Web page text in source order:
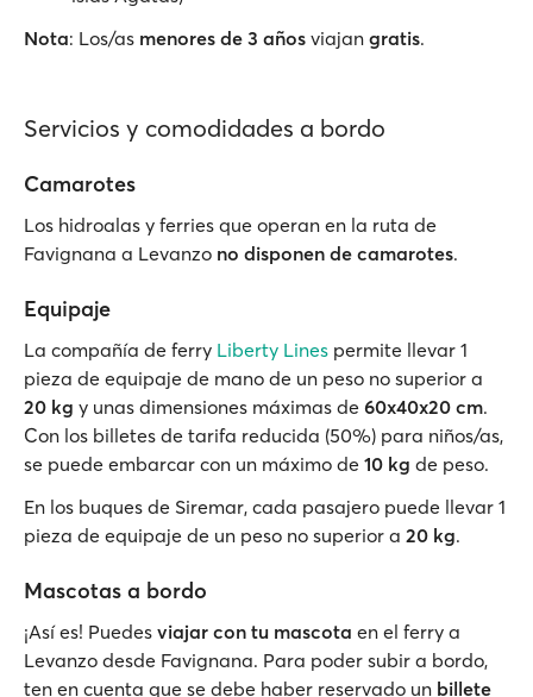
Nota: Los/as menores de 3 años viajan gratis.
Servicios y comodidades a bordo
Camarotes
Los hidroalas y ferries que operan en la ruta de
Favignana a Levanzo no disponen de camarotes.
Equipaje
La compañía de ferry Liberty Lines permite llevar 1
pieza de equipaje de mano de un peso no superior a
20 kg y unas dimensiones máximas de 60x40x20 cm.
Con los billetes de tarifa reducida (50%) para niños/as,
se puede embarcar con un máximo de 10 kg de peso.
En los buques de Siremar, cada pasajero puede llevar 1
pieza de equipaje de un peso no superior a 20 kg.
Mascotas a bordo
¡Así es! Puedes viajar con tu mascota en el ferry a
Levanzo desde Favignana. Para poder subir a bordo,
ten en cuenta que se debe haber reservado un billete